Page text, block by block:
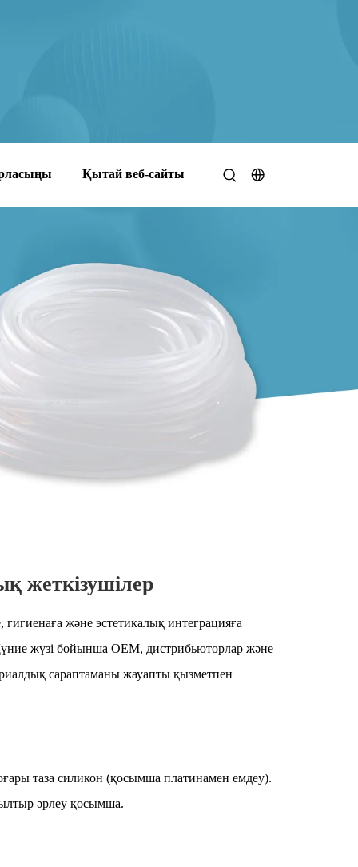
Қытай веб-сайты
жеткізушілер
гигиенаға және эстетикалық интеграцияға
жүзі бойынша OEM, дистрибьюторлар және
сараптаманы жауапты қызметпен
таза силикон (қосымша платинамен емдеу).
әрлеу қосымша.